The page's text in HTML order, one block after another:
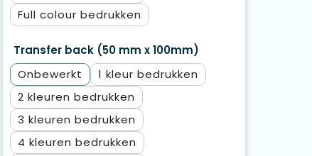
Full colour
Transfer back (50 mm x 100mm)
Onbewerkt
1
2
3
4